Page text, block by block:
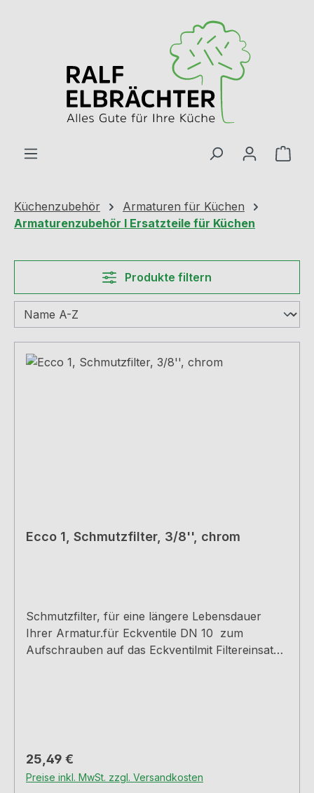
Küchenzubehör
Armaturen für Küchen
Armaturenzubehör I Ersatzteile für Küchen
Produkte filtern
Ecco 1, Schmutzfilter, 3/8'', chrom
Schmutzfilter, für eine längere Lebensdauer
Ihrer Armatur.für Eckventile DN 10 zum
Aufschrauben auf das Eckventilmit Filtereinsatz
Regulärer Preis:
25,49 €
Preise inkl. MwSt. zzgl. Versandkosten